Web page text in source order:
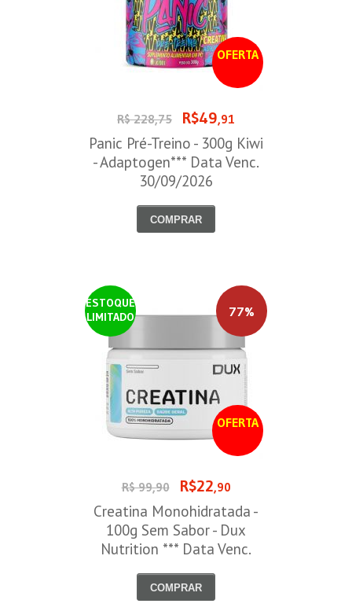
OFERTA
R$ 228,75 R$49,91
Panic Pré-Treino - 300g Kiwi
- Adaptogen*** Data Venc.
30/09/2026
COMPRAR
ESTOQUE
LIMITADO
OFERTA
77%
R$ 99,90 R$22,90
Creatina Monohidratada -
100g Sem Sabor - Dux
Nutrition *** Data Venc.
COMPRAR